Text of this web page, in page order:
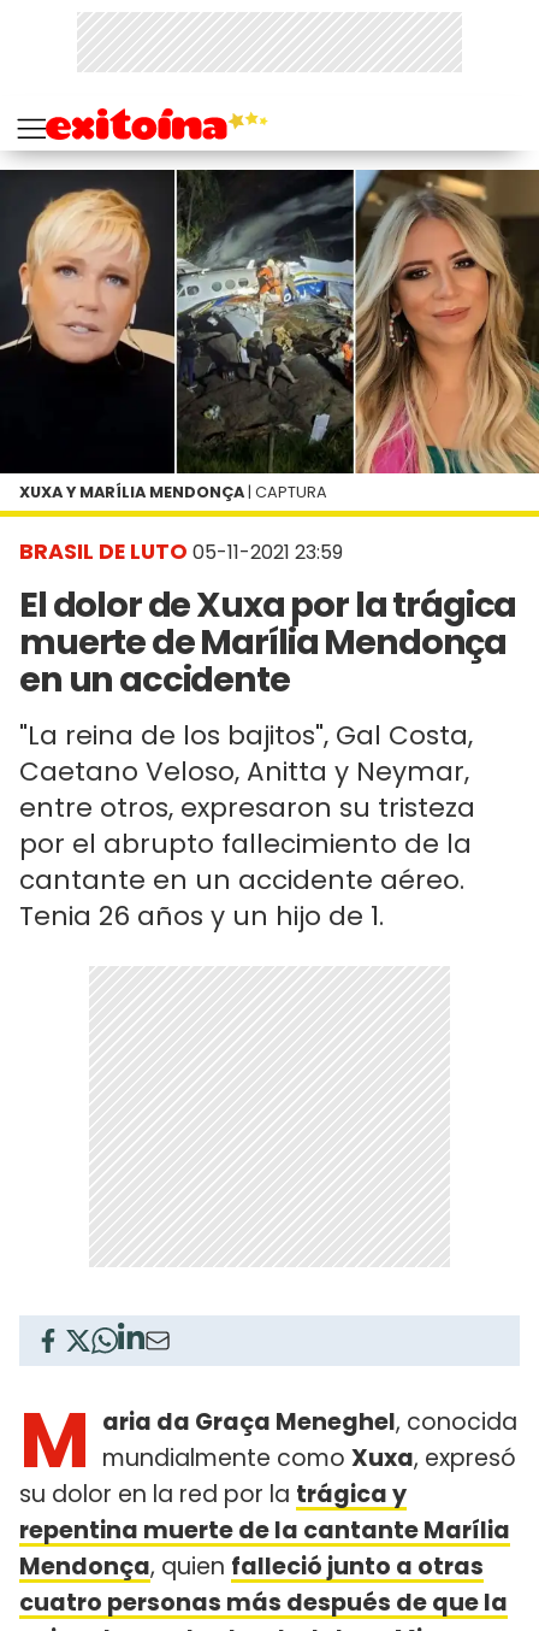
BRASIL DE LUTO 05-11-2021 23:59
El dolor de Xuxa por la trágica
muerte de Marília Mendonça
en un accidente
"La reina de los bajitos", Gal Costa,
Caetano Veloso, Anitta y Neymar,
entre otros, expresaron su tristeza
por el abrupto fallecimiento de la
cantante en un accidente aéreo.
Tenia 26 años y un hijo de 1.
XUXA Y MARÍLIA MENDONÇA | CAPTURA
M aria da Graça Meneghel, conocida
mundialmente como Xuxa, expresó
su dolor en la red por la trágica y
repentina muerte de la cantante Marília
Mendonça, quien falleció junto a otras
cuatro personas más después de que la